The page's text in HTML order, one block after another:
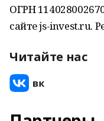
ОГРН
сайте js-invest.ru.
Читайте нас